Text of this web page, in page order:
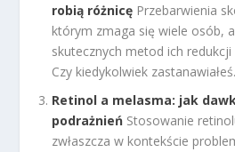
robią różnicę Przebarwienia
którym zmaga się wiele osób,
skutecznych metod ich
Czy kiedykolwiek
Retinol a melasma: jak
podrażnień Stosowanie
zwłaszcza w kontekście